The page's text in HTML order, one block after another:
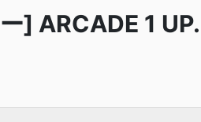
] ARCADE 1 UP.